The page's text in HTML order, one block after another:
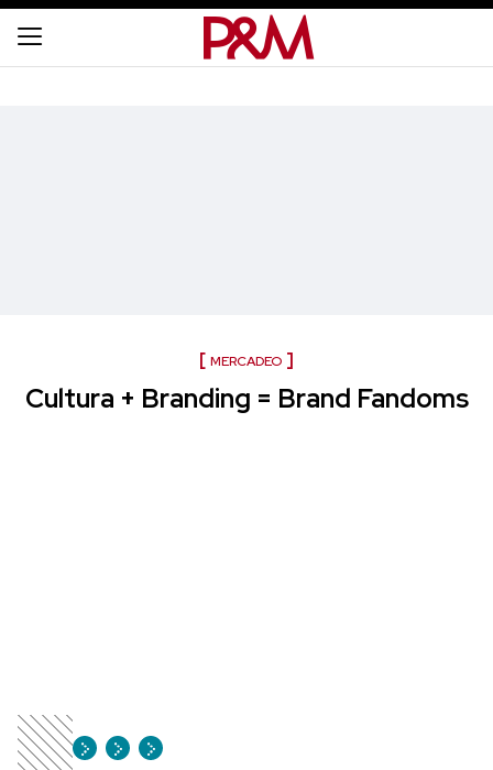
MERCADEO
Cultura + Branding = Brand Fandoms